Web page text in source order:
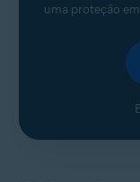
uma proteção